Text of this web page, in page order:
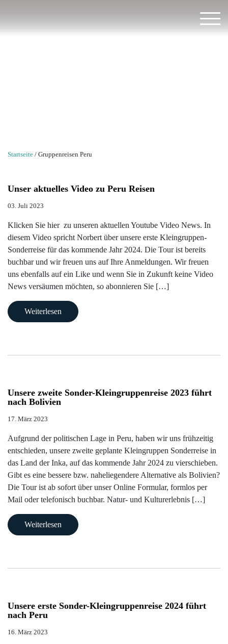
Länder
Back
Afrika
/
Indischer
Ozean
Back
Botswana
Kenia
Madagaskar
Back
Argentinien
Bolivien
Brasilien
Ecuador
Galapagos
Kolumbien
Kuba
Mexiko
Peru
Europa
Back
Baltische
Staaten
Bulgarien
Back
Armenien
Bhutan
Georgien
Ladakh
Mongolei
Nepal
Usbekistan
Back
Neuseeland
Mittlerer
Osten
Back
Iran
Oman
TWR
Gruppenreisen
Norbert’s
Gruppenreisen
Zubucher
Gruppenreisen
Back
Infos
im
Allgemeinen
Back
Über
uns
Kontakt
Aktuelles
Newsletter
Infos
unseren
Reisen
Kindern
zur
Buchung
Back
AGB
Buchungsabwicklung
Reiseversicherungen
Startseite / Gruppenreisen Peru
Unser aktuelles Video zu Peru Reisen
03. Juli 2023
Klicken Sie hier zu unseren aktuellen Youtube Video News. In
diesem Video spricht Norbert über unsere erste Kleingruppen-
Sonderreise für das kommende Jahr 2024. Die Tour ist bereits
buchbar und wir freuen uns auf Ihre Anmeldungen. Wir freuen
uns ebenfalls auf ein Like und wenn Sie in Zukunft keine Video
News versäumen möchten, so abonnieren Sie […]
Weiterlesen
Unsere zweite Sonder-Kleingruppenreise 2023 führt
nach Bolivien
17. März 2023
Aufgrund der politischen Lage in Peru, haben wir uns frühzeitig
entschieden, unsere zweite geplante Kleingruppen Sonderreise in
das Land der Inka, auf das kommende Jahr 2024 zu vierschieben.
Gibt es eine bessere bzw. naheliegendere Alternative als Bolivien?
Die Tour ist ab sofort über unser Online Formular, formlos per
Mail oder telefonisch buchbar. Natur- und Kulturerlebnis […]
Weiterlesen
Unsere erste Sonder-Kleingruppenreise 2024 führt
nach Peru
16. März 2023